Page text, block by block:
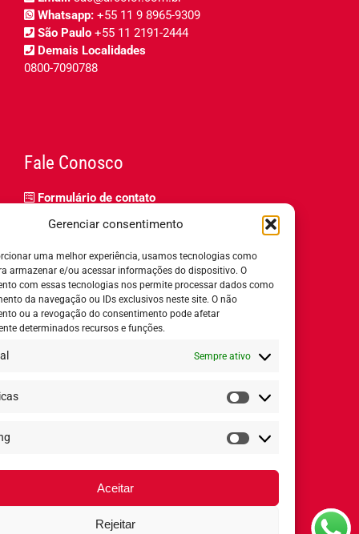
Gerenciar consentimento
uma melhor experiência, usamos tecnologias como
armazenar e/ou acessar informações do dispositivo. O
com essas tecnologias nos permite processar dados como
da navegação ou IDs exclusivos neste site. O não
ou a revogação do consentimento pode afetar
determinados recursos e funções.
Sempre ativo
Estatísticas
Marketing
Aceitar
Rejeitar
Whatsapp: +55 11 9 8965-9309
São Paulo +55 11 2191-2444
Demais Localidades
0800-7090788
Fale Conosco
Formulário de contato
Relatório de igualdade salarial
Horário de Atendimento:
8h ás 18h